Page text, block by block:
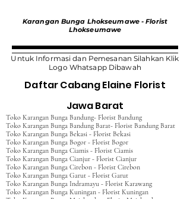
Karangan Bunga Lhokseumawe - Florist
Lhokseumawe
Untuk Informasi dan Pemesanan Silahkan Klik
Logo Whatsapp Dibawah
Daftar Cabang Elaine Florist
Jawa Barat
Toko Karangan Bunga Bandung- Florist Bandung
Toko Karangan Bunga Bandung Barat- Florist Bandung Barat
Toko Karangan Bunga Bekasi - Florist Bekasi
Toko Karangan Bunga Bogor - Florist Bogor
Toko Karangan Bunga Ciamis - Florist Ciamis
Toko Karangan Bunga Cianjur - Florist Cianjur
Toko Karangan Bunga Cirebon - Florist Cirebon
Toko Karangan Bunga Garut - Florist Garut
Toko Karangan Bunga Indramayu - Florist Karawang
Toko Karangan Bunga Kuningan - Florist Kuningan